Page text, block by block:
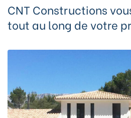
CNT Constructions
tout au long de votre